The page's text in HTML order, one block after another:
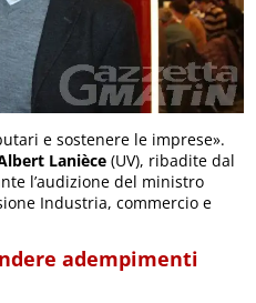
e sostenere le imprese».
Lanièce (UV), ribadite dal
l’audizione del ministro
Industria, commercio e
adempimenti